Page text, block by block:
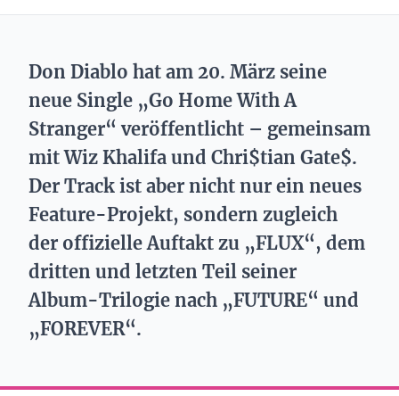
Don Diablo hat am 20. März seine
neue Single „Go Home With A
Stranger“ veröffentlicht – gemeinsam
mit Wiz Khalifa und Chri$tian Gate$.
Der Track ist aber nicht nur ein neues
Feature-Projekt, sondern zugleich
der offizielle Auftakt zu „FLUX“, dem
dritten und letzten Teil seiner
Album-Trilogie nach „FUTURE“ und
„FOREVER“.